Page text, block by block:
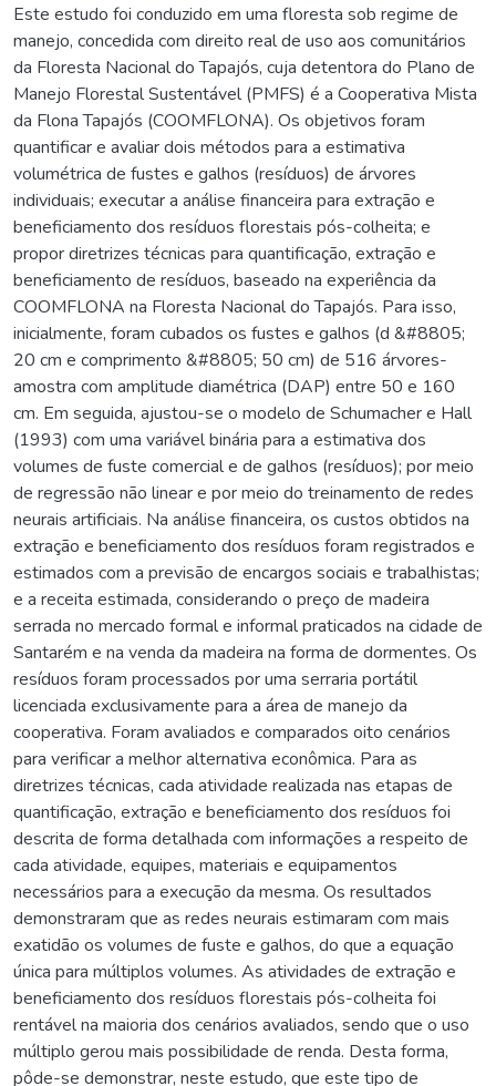
Este estudo foi conduzido em uma floresta sob regime de
manejo, concedida com direito real de uso aos comunitários
da Floresta Nacional do Tapajós, cuja detentora do Plano de
Manejo Florestal Sustentável (PMFS) é a Cooperativa Mista
da Flona Tapajós (COOMFLONA). Os objetivos foram
quantificar e avaliar dois métodos para a estimativa
volumétrica de fustes e galhos (resíduos) de árvores
individuais; executar a análise financeira para extração e
beneficiamento dos resíduos florestais pós-colheita; e
propor diretrizes técnicas para quantificação, extração e
beneficiamento de resíduos, baseado na experiência da
COOMFLONA na Floresta Nacional do Tapajós. Para isso,
inicialmente, foram cubados os fustes e galhos (d &#8805;
20 cm e comprimento &#8805; 50 cm) de 516 árvores-
amostra com amplitude diamétrica (DAP) entre 50 e 160
cm. Em seguida, ajustou-se o modelo de Schumacher e Hall
(1993) com uma variável binária para a estimativa dos
volumes de fuste comercial e de galhos (resíduos); por meio
de regressão não linear e por meio do treinamento de redes
neurais artificiais. Na análise financeira, os custos obtidos na
extração e beneficiamento dos resíduos foram registrados e
estimados com a previsão de encargos sociais e trabalhistas;
e a receita estimada, considerando o preço de madeira
serrada no mercado formal e informal praticados na cidade de
Santarém e na venda da madeira na forma de dormentes. Os
resíduos foram processados por uma serraria portátil
licenciada exclusivamente para a área de manejo da
cooperativa. Foram avaliados e comparados oito cenários
para verificar a melhor alternativa econômica. Para as
diretrizes técnicas, cada atividade realizada nas etapas de
quantificação, extração e beneficiamento dos resíduos foi
descrita de forma detalhada com informações a respeito de
cada atividade, equipes, materiais e equipamentos
necessários para a execução da mesma. Os resultados
demonstraram que as redes neurais estimaram com mais
exatidão os volumes de fuste e galhos, do que a equação
única para múltiplos volumes. As atividades de extração e
beneficiamento dos resíduos florestais pós-colheita foi
rentável na maioria dos cenários avaliados, sendo que o uso
múltiplo gerou mais possibilidade de renda. Desta forma,
pôde-se demonstrar, neste estudo, que este tipo de